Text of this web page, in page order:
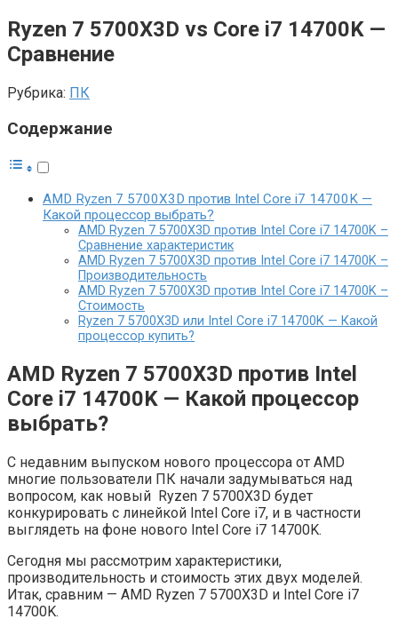
Ryzen 7 5700X3D vs Core i7 14700K —
Сравнение
Рубрика: ПК
Содержание
AMD Ryzen 7 5700X3D против Intel Core i7 14700K —
Какой процессор выбрать?
AMD Ryzen 7 5700X3D против Intel Core i7 14700K –
Сравнение характеристик
AMD Ryzen 7 5700X3D против Intel Core i7 14700K –
Производительность
AMD Ryzen 7 5700X3D против Intel Core i7 14700K –
Стоимость
Ryzen 7 5700X3D или Intel Core i7 14700K — Какой
процессор купить?
AMD Ryzen 7 5700X3D против Intel
Core i7 14700K — Какой процессор
выбрать?
С недавним выпуском нового процессора от AMD
многие пользователи ПК начали задумываться над
вопросом, как новый Ryzen 7 5700X3D будет
конкурировать с линейкой Intel Core i7, и в частности
выглядеть на фоне нового Intel Core i7 14700K.
Сегодня мы рассмотрим характеристики,
производительность и стоимость этих двух моделей.
Итак, сравним — AMD Ryzen 7 5700X3D и Intel Core i7
14700K.